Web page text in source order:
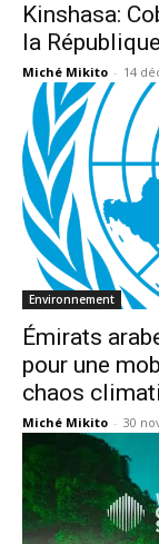
Kinshasa:
la
Miché Mikito - 14
Environnement
Émirats
pour une
chaos
Miché Mikito - 30